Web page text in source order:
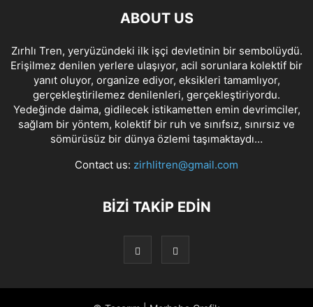
ABOUT US
Zırhlı Tren, yeryüzündeki ilk işçi devletinin bir sembolüydü.
Erişilmez denilen yerlere ulaşıyor, acil sorunlara kolektif bir
yanıt oluyor, organize ediyor, eksikleri tamamlıyor,
gerçekleştirilemez denilenleri, gerçekleştiriyordu.
Yedeğinde daima, gidilecek istikametten emin devrimciler,
sağlam bir yöntem, kolektif bir ruh ve sınıfsız, sınırsız ve
sömürüsüz bir dünya özlemi taşımaktaydı…
Contact us: zirhlitren@gmail.com
BİZİ TAKİP EDİN